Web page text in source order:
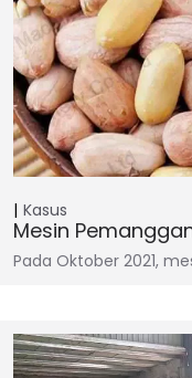
Kasus
Mesin
Pada Oktober 2021,